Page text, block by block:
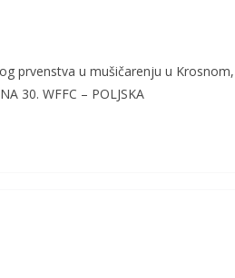
prvenstva u mušičarenju u Krosnom,
30. WFFC – POLJSKA